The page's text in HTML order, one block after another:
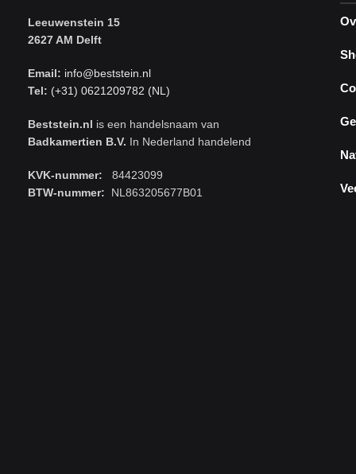
Leeuwenstein 15
2627 AM Delft
Email: info@beststein.nl
Tel: (+31) 0621209782 (NL)
Beststein.nl is een handelsnaam van
Badkamertien B.V. In Nederland handelend
KVK-nummer: 84423099
BTW-nummer: NL863205677B01